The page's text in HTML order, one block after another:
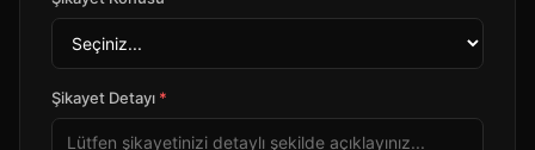
Şikayet Detayı *